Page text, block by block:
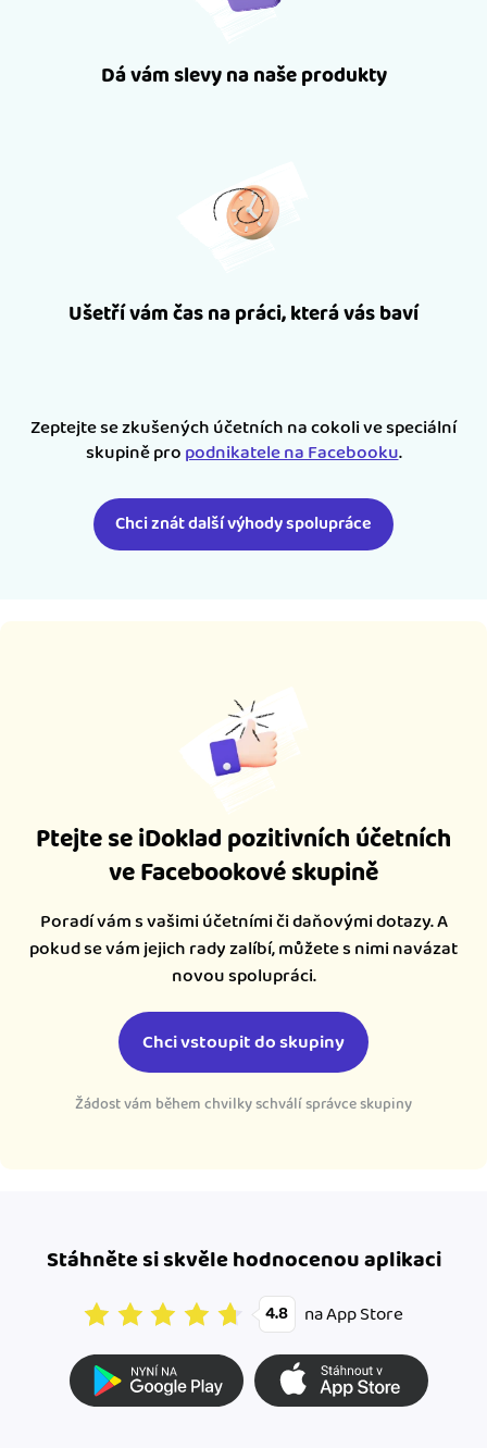
Dá vám slevy na naše produkty
Ušetří vám čas na práci, která vás baví
Zeptejte se zkušených účetních na cokoli ve speciální
skupině propodnikatele na Facebooku.
Chci znát další výhody spolupráce
Ptejte se iDoklad pozitivních účetních
ve Facebookové skupině
Poradí vám s vašimi účetními či daňovými dotazy. A
pokud se vám jejich rady zalíbí, můžete s nimi navázat
novou spolupráci.
Chci vstoupit do skupiny
Žádost vám během chvilky schválí správce skupiny
Stáhněte si skvěle hodnocenou aplikaci
4.8 na App Store